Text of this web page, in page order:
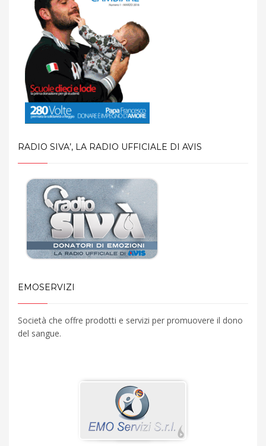
RADIO SIVA’, LA RADIO UFFICIALE DI AVIS
EMOSERVIZI
Società che offre prodotti e servizi per promuovere il dono
del sangue.